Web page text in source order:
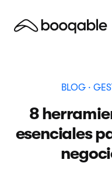
BLOG ·
8
esenciales